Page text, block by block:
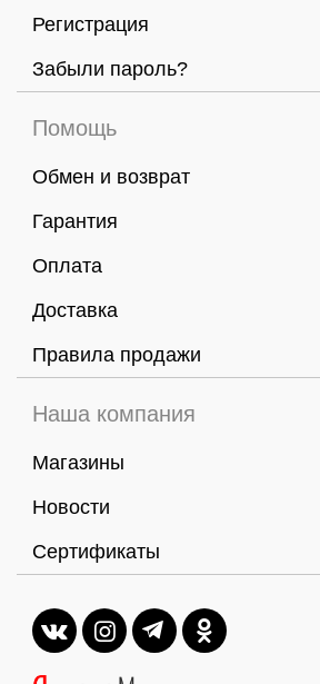
Регистрация
Забыли пароль?
Помощь
Обмен и возврат
Гарантия
Оплата
Доставка
Правила продажи
Наша компания
Магазины
Новости
Сертификаты